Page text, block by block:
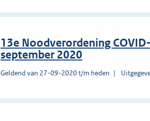
13e Noodverordening
september 2020
Geldend van 27-09-2020 t/m heden